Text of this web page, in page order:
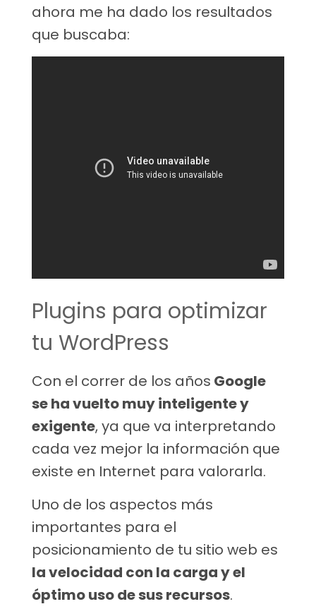
ahora me ha dado los resultados
que buscaba:
Plugins para optimizar
tu WordPress
Con el correr de los años Google
se ha vuelto muy inteligente y
exigente, ya que va interpretando
cada vez mejor la información que
existe en Internet para valorarla.
Uno de los aspectos más
importantes para el
posicionamiento de tu sitio web es
la velocidad con la carga y el
óptimo uso de sus recursos.